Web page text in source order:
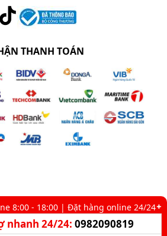
THANH TOÁN
TP. HCM
Tân Sơn Nhì, TP. HCM
8:00 - 18:00 | Đặt hàng online 24/24
nhanh 24/24:0982090819